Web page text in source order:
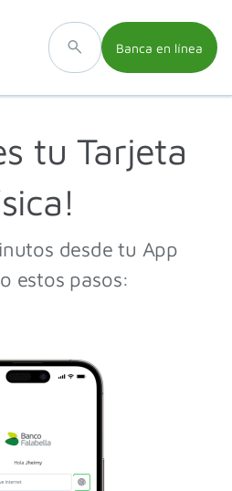
Banca en línea
tu Tarjeta
desde tu App
estos pasos: